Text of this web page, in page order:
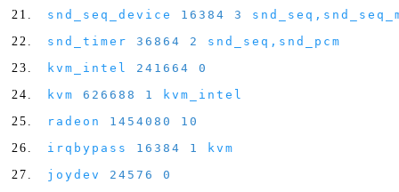
snd_seq_device 16384 3 snd_seq ,
snd_timer 36864 2 snd_seq , snd_pcm
kvm_intel 241664
0
kvm 626688 1
kvm_intel
radeon 1454080
10
irqbypass 16384 1
kvm
joydev 24576
0